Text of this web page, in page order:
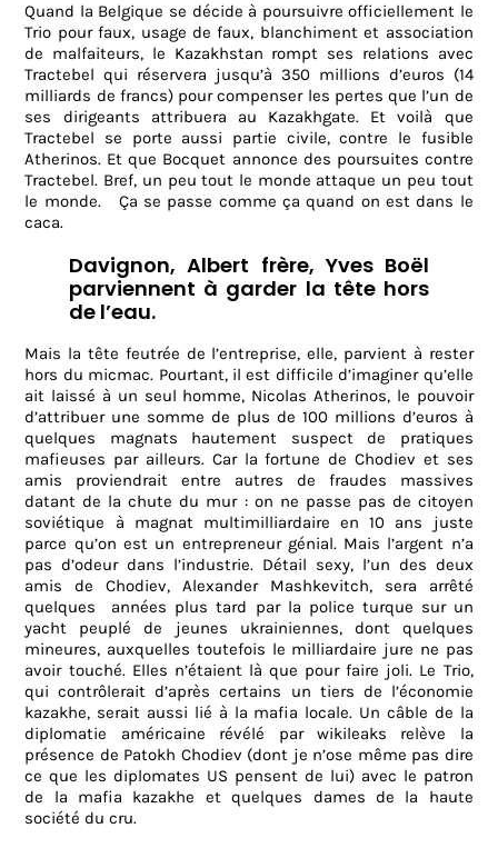
Quand la Belgique se décide à poursuivre officiellement le
Trio pour faux, usage de faux, blanchiment et association
de malfaiteurs, le Kazakhstan rompt ses relations avec
Tractebel qui réservera jusqu’à 350 millions d’euros (14
milliards de francs) pour compenser les pertes que l’un de
ses dirigeants attribuera au Kazakhgate. Et voilà que
Tractebel se porte aussi partie civile, contre le fusible
Atherinos. Et que Bocquet annonce des poursuites contre
Tractebel. Bref, un peu tout le monde attaque un peu tout
le monde.
Ça se passe comme ça quand on est dans le
caca.
Davignon, Albert frère, Yves Boël
parviennent à garder la tête hors
de l’eau.
Mais la tête feutrée de l’entreprise, elle, parvient à rester
hors du micmac. Pourtant, il est difficile d’imaginer qu’elle
ait laissé à un seul homme, Nicolas Atherinos, le pouvoir
d’attribuer une somme de plus de 100 millions d’euros à
quelques magnats hautement suspect de pratiques
mafieuses par ailleurs. Car la fortune de Chodiev et ses
amis proviendrait entre autres de fraudes massives
datant de la chute du mur : on ne passe pas de citoyen
soviétique à magnat multimilliardaire en 10 ans juste
parce qu’on est un entrepreneur génial. Mais l’argent n’a
pas d’odeur dans l’industrie. Détail sexy, l’un des deux
amis de Chodiev, Alexander Mashkevitch, sera arrêté
quelques
années plus tard par la police turque sur un
yacht peuplé de jeunes ukrainiennes, dont quelques
mineures, auxquelles toutefois le milliardaire jure ne pas
avoir touché. Elles n’étaient là que pour faire joli. Le Trio,
qui contrôlerait d’après certains un tiers de l’économie
kazakhe, serait aussi lié à la mafia locale. Un câble de la
diplomatie américaine révélé par wikileaks relève la
présence de Patokh Chodiev (dont je n’ose même pas dire
ce que les diplomates US pensent de lui) avec le patron
de la mafia kazakhe et quelques dames de la haute
société du cru.